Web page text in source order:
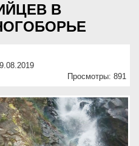
В
Просмотры: 891